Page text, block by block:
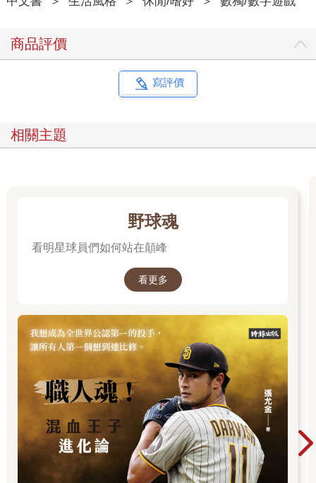
商品評價
寫評價
相關主題
野球魂
看明星球員們如何站在顛峰
看更多